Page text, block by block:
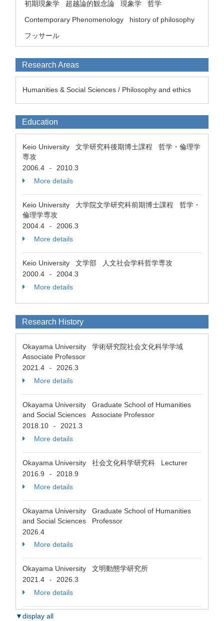
初期現象学 超越論的観念論 現象学
哲学
Contemporary Phenomenology
history of philosophy
フッサール
Research Areas
Humanities & Social Sciences / Philosophy and ethics
Education
Keio University 文学研究科後期博士課程 哲学・倫理学
専攻
2006.4
-
2010.3
More details
Keio University 大学院文学研究科前期博士課程 哲学・
倫理学専攻
2004.4
-
2006.3
More details
Keio University 文学部 人文社会学科哲学専攻
2000.4
-
2004.3
More details
Research History
Okayama University 学術研究院社会文化科学学域
Associate Professor
2021.4
-
2026.3
More details
Okayama University Graduate School of Humanities
and Social Sciences Associate Professor
2018.10
-
2021.3
More details
Okayama University 社会文化科学研究科 Lecturer
2016.9
-
2018.9
More details
Okayama University Graduate School of Humanities
and Social Sciences Professor
2026.4
More details
Okayama University 文明動態学研究所
2021.4
-
2026.3
More details
▼display all